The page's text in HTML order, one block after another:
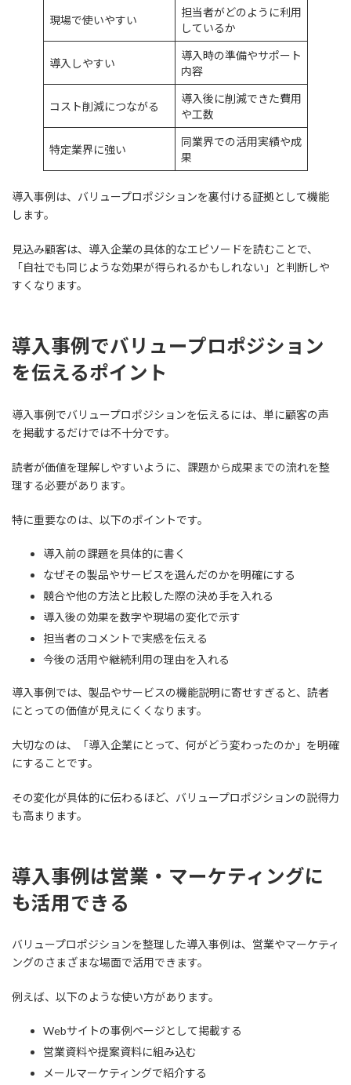
現場で使いやすい
担当者がどのように利用
しているか
導入しやすい
導入時の準備やサポート
内容
コスト削減につながる
導入後に削減できた費用
や工数
特定業界に強い
同業界での活用実績や成
果
導入事例は、バリュープロポジションを裏付ける証拠として機能
します。
見込み顧客は、導入企業の具体的なエピソードを読むことで、
「自社でも同じような効果が得られるかもしれない」と判断しや
すくなります。
導入事例でバリュープロポジション
を伝えるポイント
導入事例でバリュープロポジションを伝えるには、単に顧客の声
を掲載するだけでは不十分です。
読者が価値を理解しやすいように、課題から成果までの流れを整
理する必要があります。
特に重要なのは、以下のポイントです。
導入前の課題を具体的に書く
なぜその製品やサービスを選んだのかを明確にする
競合や他の方法と比較した際の決め手を入れる
導入後の効果を数字や現場の変化で示す
担当者のコメントで実感を伝える
今後の活用や継続利用の理由を入れる
導入事例では、製品やサービスの機能説明に寄せすぎると、読者
にとっての価値が見えにくくなります。
大切なのは、「導入企業にとって、何がどう変わったのか」を明確
にすることです。
その変化が具体的に伝わるほど、バリュープロポジションの説得力
も高まります。
導入事例は営業・マーケティングに
も活用できる
バリュープロポジションを整理した導入事例は、営業やマーケティ
ングのさまざまな場面で活用できます。
例えば、以下のような使い方があります。
Webサイトの事例ページとして掲載する
営業資料や提案資料に組み込む
メールマーケティングで紹介する